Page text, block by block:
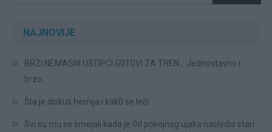
NAJNOVIJE
BRZI NEMASNI UŠTIPCI G0T0VI ZA TREN….Jednostavno i
brzo…
Šta je diskus hernija i kak0 se leči
Svi su mu se smejali kada je 0d pokojnog ujaka nasledio stari